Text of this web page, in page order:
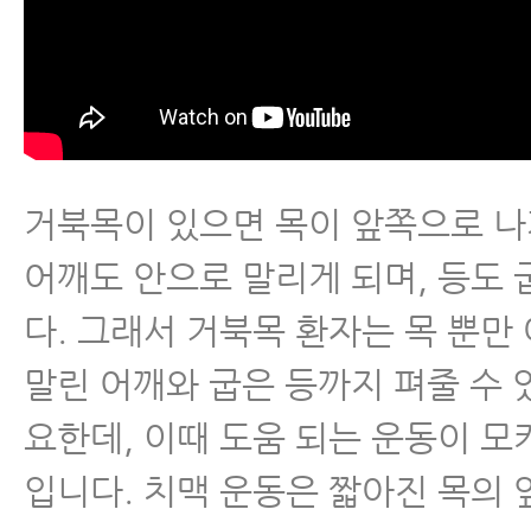
거북목이 있으면 목이 앞쪽으로
어깨도 안으로 말리게 되며, 등도
다. 그래서 거북목 환자는 목 뿐만
말린 어깨와 굽은 등까지 펴줄 수
요한데, 이때 도움 되는 운동이 모
입니다. 치맥 운동은 짧아진 목의